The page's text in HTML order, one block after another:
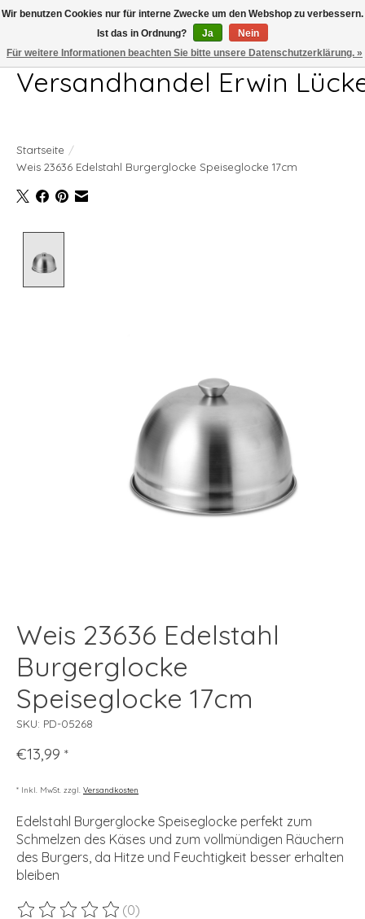
Telefon 04407 715872 MO-DO 7.00-17.00Uhr FR 7.00-13.00Uhr
Versandhandel Erwin
Startseite /
Weis 23636 Edelstahl Burgerglocke Speiseglocke 17cm
Weis 23636 Edelstahl
Burgerglocke
Speiseglocke 17cm
SKU: PD-05268
€13,99 *
* Inkl. MwSt. zzgl. Versandkosten
Edelstahl Burgerglocke Speiseglocke perfekt zum
Schmelzen des Käses und zum vollmündigen Räuchern
des Burgers, da Hitze und Feuchtigkeit besser erhalten
bleiben
(0)
Wir benutzen Cookies nur für interne Zwecke um den Webshop zu verbessern.
Ist das in Ordnung?
Ja
Nein
Für weitere Informationen beachten Sie bitte unsere Datenschutzerklärung. »